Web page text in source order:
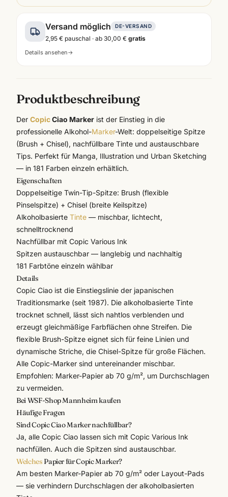
Versand möglich DE-VERSAND
2,95 € pauschal · ab 30,00 € gratis
Details ansehen→
Produktbeschreibung
Der CopicCiao Marker ist der Einstieg in die
professionelle Alkohol-Marker-Welt: doppelseitige Spitze
(Brush + Chisel), nachfüllbare Tinte und austauschbare
Tips. Perfekt für Manga, Illustration und Urban Sketching
— in 181 Farben einzeln erhältlich.
Eigenschaften
Doppelseitige Twin-Tip-Spitze: Brush (flexible
Pinselspitze) + Chisel (breite Keilspitze)
Alkoholbasierte Tinte — mischbar, lichtecht,
schnelltrocknend
Nachfüllbar mit Copic Various Ink
Spitzen austauschbar — langlebig und nachhaltig
181 Farbtöne einzeln wählbar
Details
Copic Ciao ist die Einstiegslinie der japanischen
Traditionsmarke (seit 1987). Die alkoholbasierte Tinte
trocknet schnell, lässt sich nahtlos verblenden und
erzeugt gleichmäßige Farbflächen ohne Streifen. Die
flexible Brush-Spitze eignet sich für feine Linien und
dynamische Striche, die Chisel-Spitze für große Flächen.
Alle Copic-Marker sind untereinander mischbar.
Empfohlen: Marker-Papier ab 70 g/m², um Durchschlagen
zu vermeiden.
Bei WSF-Shop Mannheim kaufen
Häufige Fragen
Sind Copic Ciao Marker nachfüllbar?
Ja, alle Copic Ciao lassen sich mit Copic Various Ink
nachfüllen. Auch die Spitzen sind austauschbar.
Welches Papier für Copic Marker?
Am besten Marker-Papier ab 70 g/m² oder Layout-Pads
— sie verhindern Durchschlagen der alkoholbasierten